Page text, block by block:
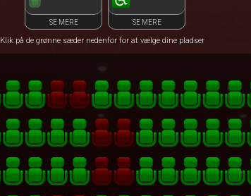
SE MERE SE MERE
Klik på de grønne sæder nedenfor for at vælge dine pladser